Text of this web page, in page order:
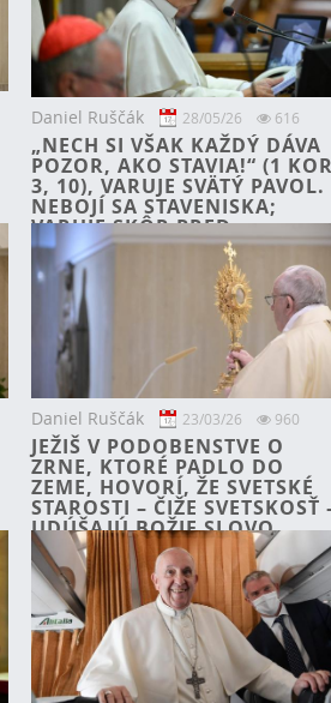
Daniel Ruščák 28/05/26 616
„NECH SI VŠAK KAŽDÝ DÁVA
POZOR, AKO STAVIA!“ (1
3, 10), VARUJE SVÄTÝ PAVOL.
NEBOJÍ SA STAVENISKA;
VARUJE SKÔR PRED
BUDOVANÍM BEZ PEVNÝCH
ZÁKLADOV.
Daniel Ruščák 23/03/26 960
JEŽIŠ V PODOBENSTVE O
ZRNE, KTORÉ PADLO DO
ZEME, HOVORÍ, ŽE SVETSKÉ
STAROSTI – ČIŽE SVETSKOSŤ
UDÚŠAJÚ BOŽIE SLOVO,
NENECHAJÚ HO RÁSŤ
(POROV. LK 8,7)